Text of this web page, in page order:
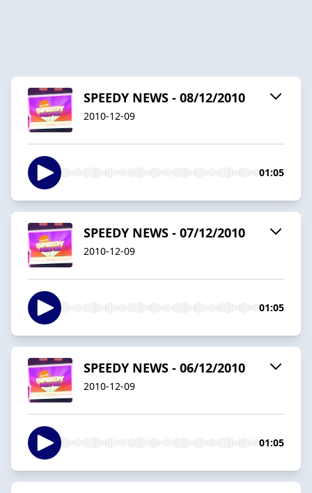
SPEEDY NEWS - 08/12/2010
2010-12-09
01:05
SPEEDY NEWS - 07/12/2010
2010-12-09
01:05
SPEEDY NEWS - 06/12/2010
2010-12-09
01:05